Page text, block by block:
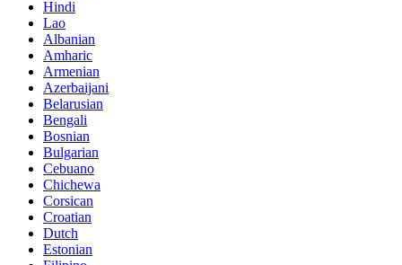
Hindi
Lao
Albanian
Amharic
Armenian
Azerbaijani
Belarusian
Bengali
Bosnian
Bulgarian
Cebuano
Chichewa
Corsican
Croatian
Dutch
Estonian